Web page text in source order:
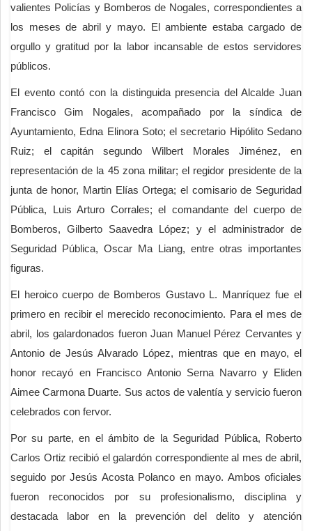
valientes Policías y Bomberos de Nogales, correspondientes a
los meses de abril y mayo. El ambiente estaba cargado de
orgullo y gratitud por la labor incansable de estos servidores
públicos.
El evento contó con la distinguida presencia del Alcalde Juan
Francisco Gim Nogales, acompañado por la síndica de
Ayuntamiento, Edna Elinora Soto; el secretario Hipólito Sedano
Ruiz; el capitán segundo Wilbert Morales Jiménez, en
representación de la 45 zona militar; el regidor presidente de la
junta de honor, Martin Elías Ortega; el comisario de Seguridad
Pública, Luis Arturo Corrales; el comandante del cuerpo de
Bomberos, Gilberto Saavedra López; y el administrador de
Seguridad Pública, Oscar Ma Liang, entre otras importantes
figuras.
El heroico cuerpo de Bomberos Gustavo L. Manríquez fue el
primero en recibir el merecido reconocimiento. Para el mes de
abril, los galardonados fueron Juan Manuel Pérez Cervantes y
Antonio de Jesús Alvarado López, mientras que en mayo, el
honor recayó en Francisco Antonio Serna Navarro y Eliden
Aimee Carmona Duarte. Sus actos de valentía y servicio fueron
celebrados con fervor.
Por su parte, en el ámbito de la Seguridad Pública, Roberto
Carlos Ortiz recibió el galardón correspondiente al mes de abril,
seguido por Jesús Acosta Polanco en mayo. Ambos oficiales
fueron reconocidos por su profesionalismo, disciplina y
destacada labor en la prevención del delito y atención